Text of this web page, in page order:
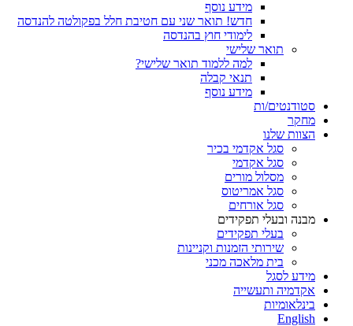
מידע נוסף
חדש! תואר שני עם חטיבת חלל בפקולטה להנדסה
לימודי חוץ בהנדסה
תואר שלישי
למה ללמוד תואר שלישי?
תנאי קבלה
מידע נוסף
סטודנטים/ות
מחקר
הצוות שלנו
סגל אקדמי בכיר
סגל אקדמי
מסלול מורים
סגל אמריטוס
סגל אורחים
מבנה ובעלי תפקידים
בעלי תפקידים
שירותי הזמנות וקניינות
בית מלאכה מכני
מידע לסגל
אקדמיה ותעשייה
בינלאומיות
English